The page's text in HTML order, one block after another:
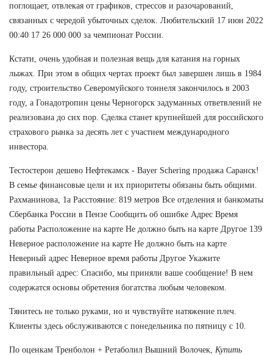
поглощает, отвлекая от графиков, стрессов и разочарований,
связанных с чередой убыточных сделок. Любительский 17 июн 2022
00:40 17 26 000 000 за чемпионат России.
Кстати, очень удобная и полезная вещь для катания на горных
лыжах. При этом в общих чертах проект был завершен лишь в 1984
году, строительство Северомуйского тоннеля закончилось в 2003
году, а Гонадотропин цены Черногорск задуманных ответвлений не
реализована до сих пор. Сделка станет крупнейшей для российского
страхового рынка за десять лет с участием международного
инвестора.
Тестостерон дешево Нефтекамск - Bayer Schering продажа Саранск!
В семье финансовые цели и их приоритеты обязаны быть общими.
Рахманинова, 1а Расстояние: 819 метров Все отделения и банкоматы
Сбербанка России в Пензе Сообщить об ошибке Адрес Время
работы Расположение на карте Не должно быть на карте Другое 139
Неверное расположение на карте Не должно быть на карте
Неверный адрес Неверное время работы Другое Укажите
правильный адрес: Спасибо, мы приняли ваше сообщение! В нем
содержатся основы обретения богатства любым человеком.
Тянитесь не только руками, но и чувствуйте натяжение плеч.
Клиенты здесь обслуживаются с понедельника по пятницу с 10.
По оценкам Тренболон + Ретаболил Вышний Волочек, Купить